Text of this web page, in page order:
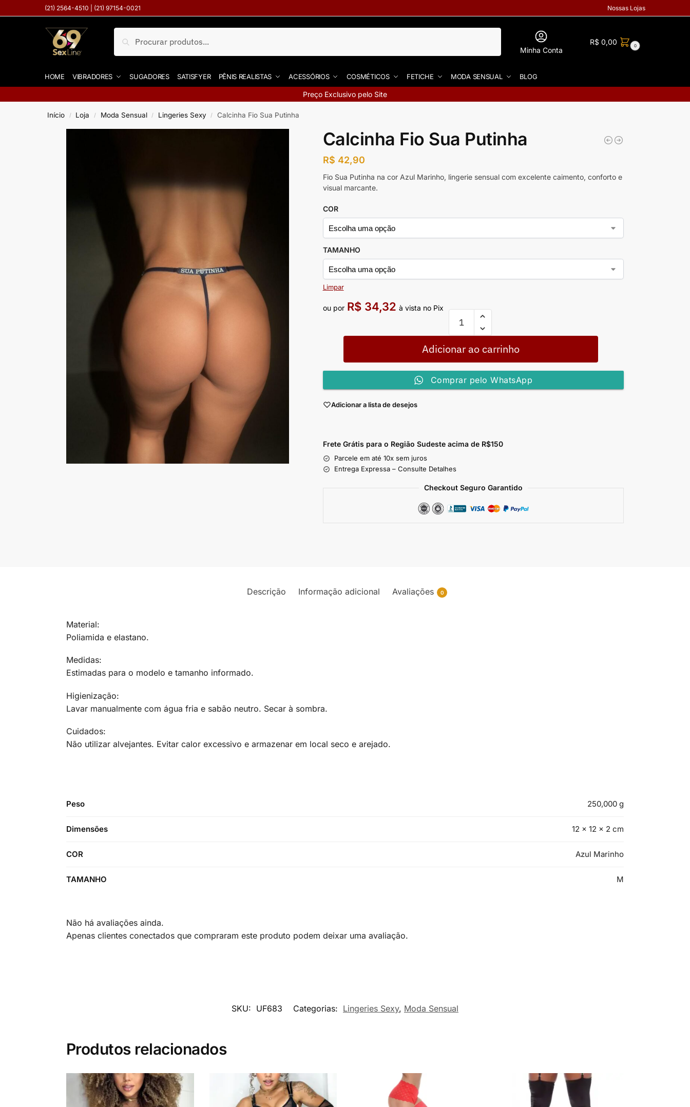
(21) 2564-4510 | (21) 97154-0021 Nossas Lojas
Pesquisar
Minha Conta
R$ 0,00 0
HOME VIBRADORES SUGADORES SATISFYER PÊNIS REALISTAS ACESSÓRIOS COSMÉTICOS FETICHE MODA SENSUAL BLOG
Preço Exclusivo pelo Site
Início / Loja / Moda Sensual / Lingeries Sexy / Calcinha Fio Sua Putinha
Calcinha Fio Sua Putinha
R$ 42,90
Fio Sua Putinha na cor Azul Marinho, lingerie sensual com excelente caimento, conforto e
visual marcante.
COR
TAMANHO
Limpar
ou por R$34,32 à vista no Pix
Adicionar ao carrinho
Comprar pelo WhatsApp
Adicionar a lista de desejos
Frete Grátis para o Região Sudeste acima de R$150
Parcele em até 10x sem juros
Entrega Expressa – Consulte Detalhes
Checkout Seguro Garantido
Descrição Informação adicional Avaliações 0
Material:
Poliamida e elastano.
Medidas:
Estimadas para o modelo e tamanho informado.
Higienização:
Lavar manualmente com água fria e sabão neutro. Secar à sombra.
Cuidados:
Não utilizar alvejantes. Evitar calor excessivo e armazenar em local seco e arejado.
Peso 250,000 g
Dimensões 12 × 12 × 2 cm
COR Azul Marinho
TAMANHO M
Não há avaliações ainda.
Apenas clientes conectados que compraram este produto podem deixar uma avaliação.
SKU: UF683 Categorias: Lingeries Sexy, Moda Sensual
Produtos relacionados